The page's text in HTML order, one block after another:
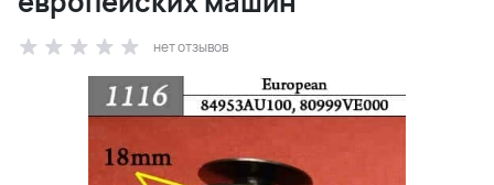
нет отзывов